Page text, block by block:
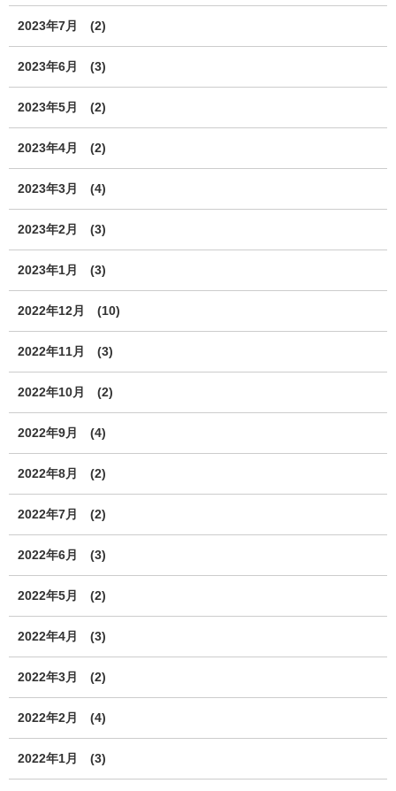
2023年7月 (2)
2023年6月 (3)
2023年5月 (2)
2023年4月 (2)
2023年3月 (4)
2023年2月 (3)
2023年1月 (3)
2022年12月 (10)
2022年11月 (3)
2022年10月 (2)
2022年9月 (4)
2022年8月 (2)
2022年7月 (2)
2022年6月 (3)
2022年5月 (2)
2022年4月 (3)
2022年3月 (2)
2022年2月 (4)
2022年1月 (3)